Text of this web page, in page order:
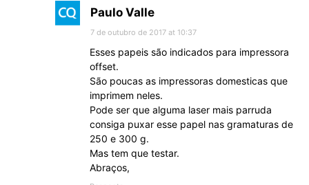
Paulo Valle
7 de outubro de 2017 at 10:37
Esses papeis são indicados para impressora
offset.
São poucas as impressoras domesticas que
imprimem neles.
Pode ser que alguma laser mais parruda
consiga puxar esse papel nas gramaturas de
250 e 300 g.
Mas tem que testar.
Abraços,